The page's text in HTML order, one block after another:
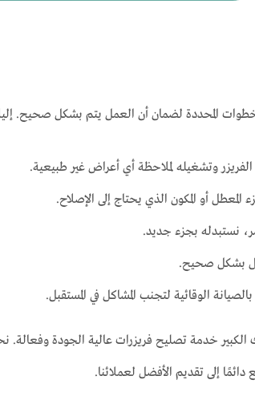
المحددة لضمان أن العمل يتم بشكل صحيح.
وتشغيله لملاحظة أي أعراض غير طبيعية.
أو المكون الذي يحتاج إلى الإصلاح.
نستبدله بجزء جديد.
بشكل صحيح.
الوقائية لتجنب المشاكل في المستقبل.
الكبير خدمة تصليح فريزرات عالية الجودة
دائمًا إلى تقديم الأفضل لعملائنا.